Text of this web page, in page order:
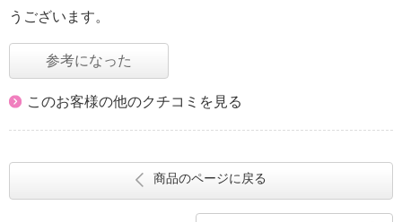
うございます。
参考になった
このお客様の他のクチコミを見る
商品のページに戻る